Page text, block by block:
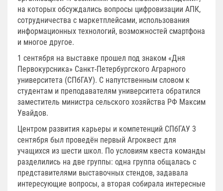
на которых обсуждались вопросы цифровизации АПК,
сотрудничества с маркетплейсами, использования
информационных технологий, возможностей смартфона
и многое другое.
1 сентября на выставке прошел под знаком «Дня
Первокурсника» Санкт-Петербургского Аграрного
университета (СПбГАУ). С напутственным словом к
студентам и преподавателям университета обратился
заместитель министра сельского хозяйства РФ Максим
Увайдов.
Центром развития карьеры и компетенций СПбГАУ 3
сентября был проведён первый Агроквест для
учащихся из шести школ. По условиям квеста команды
разделились на две группы: одна группа общалась с
представителями выставочных стендов, задавала
интересующие вопросы, а вторая собирала интересные